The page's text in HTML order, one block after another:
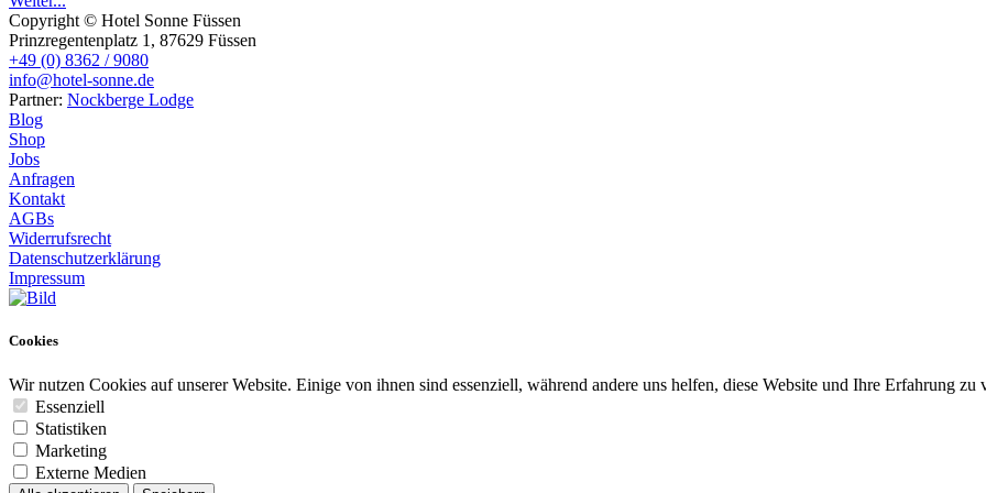
Copyright © Hotel Sonne Füssen
Prinzregentenplatz 1, 87629 Füssen
+49 (0) 8362 / 9080
info@hotel-sonne.de
Partner: Nockberge Lodge
Blog
Shop
Jobs
Anfragen
Kontakt
AGBs
Widerrufsrecht
Datenschutzerklärung
Impressum
Cookies
Wir nutzen Cookies auf unserer Website. Einige von ihnen sind essenziell, während andere uns helfen, diese Website und Ihre Erfahrung zu
Essenziell
Statistiken
Marketing
Externe Medien